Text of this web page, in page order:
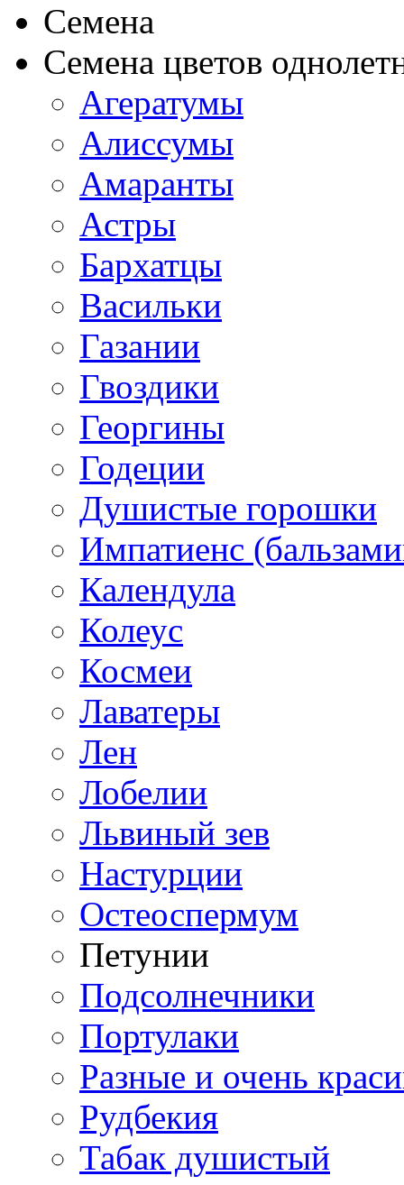
Семена
Семена цветов
Агератумы
Алиссумы
Амаранты
Астры
Бархатцы
Васильки
Газании
Гвоздики
Георгины
Годеции
Душистые горошки
Импатиенс
Календула
Колеус
Космеи
Лаватеры
Лен
Лобелии
Львиный зев
Настурции
Остеоспермум
Петунии
Подсолнечники
Портулаки
Разные и очень
Рудбекия
Табак душистый